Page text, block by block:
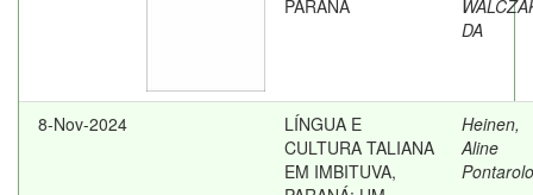
PARANÁ
DA
8-Nov-2024
LÍNGUA E
CULTURA TALIANA
EM IMBITUVA,
Heinen,
Aline
Pontarolo